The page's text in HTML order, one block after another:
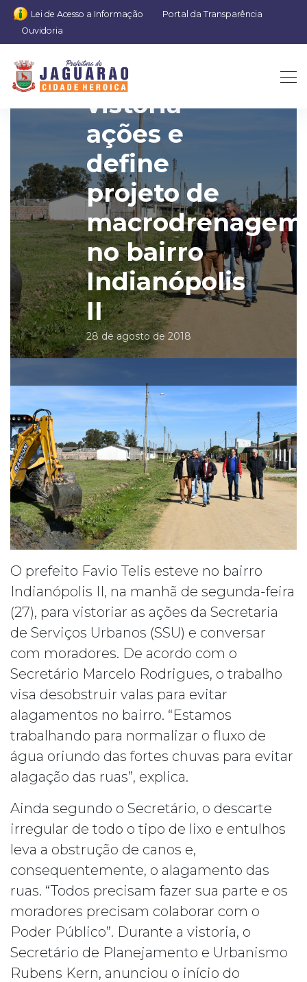
Lei de Acesso a Informação
Portal da Transparência
Ouvidoria
Prefeito
vistoria
ações e
define
projeto de
macrodrenagem
no bairro
Indianópolis
II
28 de agosto de 2018
O prefeito Favio Telis esteve no bairro
Indianópolis II, na manhã de segunda-feira
(27), para vistoriar as ações da Secretaria
de Serviços Urbanos (SSU) e conversar
com moradores. De acordo com o
Secretário Marcelo Rodrigues, o trabalho
visa desobstruir valas para evitar
alagamentos no bairro. “Estamos
trabalhando para normalizar o fluxo de
água oriundo das fortes chuvas para evitar
alagação das ruas”, explica.
Ainda segundo o Secretário, o descarte
irregular de todo o tipo de lixo e entulhos
leva a obstrução de canos e,
consequentemente, o alagamento das
ruas. “Todos precisam fazer sua parte e os
moradores precisam colaborar com o
Poder Público”. Durante a vistoria, o
Secretário de Planejamento e Urbanismo
Rubens Kern, anunciou o início do